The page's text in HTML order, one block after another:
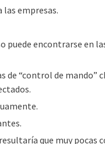
las empresas.
puede encontrarse en
de “control de mando”
que muy pocas